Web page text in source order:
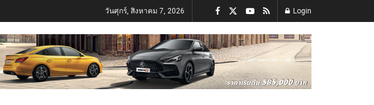
วันศุกร์, สิงหาคม 7, 2026 Login